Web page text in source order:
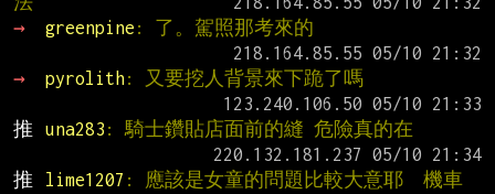
→
greenpine : 了。駕照那考來的
→
pyrolith: 又要挖人背景來下跪了嗎
推
una283 : 騎士鑽貼店面前的縫 危險真的在
推
lime1207 : 應該是女童的問題比較大意耶  機車